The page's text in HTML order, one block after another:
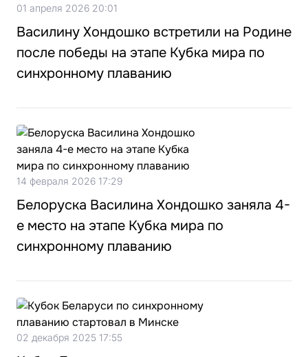
01 апреля 2026 20:01
Василину Хондошко встретили на Родине
после победы на этапе Кубка мира по
синхронному плаванию
14 февраля 2026 17:29
Белоруска Василина Хондошко заняла 4-
е место на этапе Кубка мира по
синхронному плаванию
02 декабря 2025 17:55